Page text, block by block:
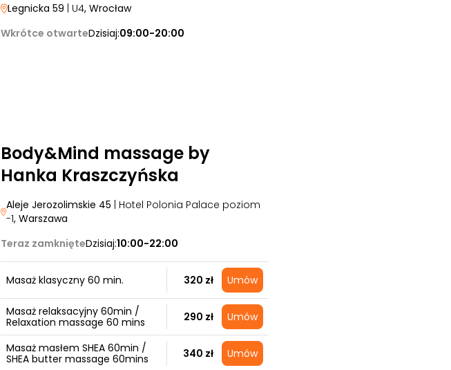
Legnicka 59 | U4, Wrocław
Wkrótce otwarteDzisiaj:09:00-20:00
Body&Mind massage by
Hanka Kraszczyńska
Aleje Jerozolimskie 45 | Hotel Polonia Palace poziom
-1, Warszawa
Teraz zamknięteDzisiaj:10:00-22:00
Masaż klasyczny 60 min. 320 zł Umów
Masaż relaksacyjny 60min /
Relaxation massage 60 mins
290 zł Umów
Masaż masłem SHEA 60min /
SHEA butter massage 60mins
340 zł Umów